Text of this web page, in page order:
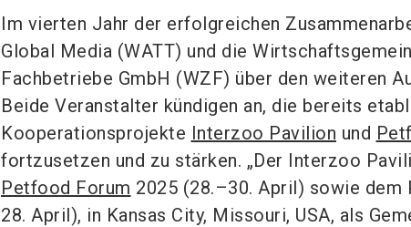
Im vierten Jahr der erfolgreichen
Global Media (WATT) und die
Fachbetriebe GmbH (WZF) über den weiteren
Beide Veranstalter kündigen an, die bereits
Kooperationsprojekte Interzoo Pavilion und
fortzusetzen und zu stärken. „Der Interzoo
Petfood Forum 2025 (28.–30. April) sowie
28. April), in Kansas City, Missouri, USA, als